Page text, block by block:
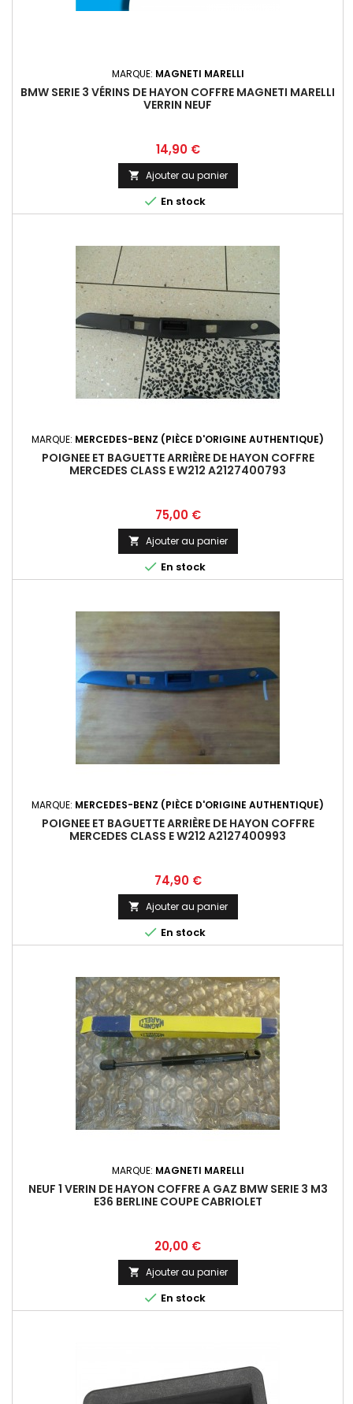
MARQUE: MAGNETI MARELLI
BMW SERIE 3 VÉRINS DE HAYON COFFRE MAGNETI MARELLI
VERRIN NEUF
Prix
14,90 €
 Ajouter au panier
 En stock
MARQUE: MERCEDES-BENZ (PIÈCE D'ORIGINE AUTHENTIQUE)
POIGNEE ET BAGUETTE ARRIÈRE DE HAYON COFFRE
MERCEDES CLASS E W212 A2127400793
Prix
75,00 €
 Ajouter au panier
 En stock
MARQUE: MERCEDES-BENZ (PIÈCE D'ORIGINE AUTHENTIQUE)
POIGNEE ET BAGUETTE ARRIÈRE DE HAYON COFFRE
MERCEDES CLASS E W212 A2127400993
Prix
74,90 €
 Ajouter au panier
 En stock
MARQUE: MAGNETI MARELLI
NEUF 1 VERIN DE HAYON COFFRE A GAZ BMW SERIE 3 M3
E36 BERLINE COUPE CABRIOLET
Prix
20,00 €
 Ajouter au panier
 En stock